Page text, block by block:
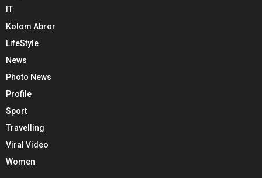
IT
Kolom Abror
LifeStyle
News
Photo News
Profile
Sport
Travelling
Viral Video
Women